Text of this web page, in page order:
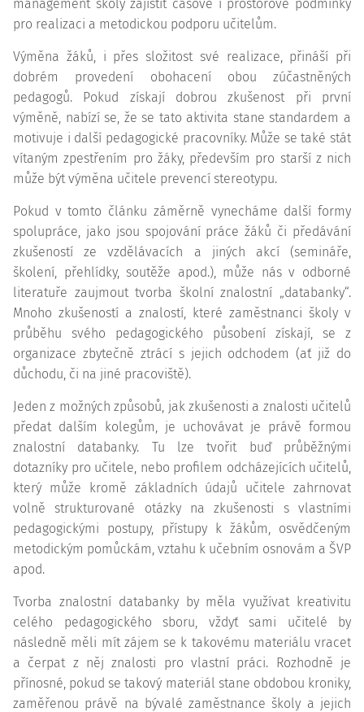
management školy zajistit časové i prostorové podmínky
pro realizaci a metodickou podporu učitelům.
Výměna žáků, i přes složitost své realizace, přináší při
dobrém provedení obohacení obou zúčastněných
pedagogů. Pokud získají dobrou zkušenost při první
výměně, nabízí se, že se tato aktivita stane standardem a
motivuje i další pedagogické pracovníky. Může se také stát
vítaným zpestřením pro žáky, především pro starší z nich
může být výměna učitele prevencí stereotypu.
Pokud v tomto článku záměrně vynecháme další formy
spolupráce, jako jsou spojování práce žáků či předávání
zkušeností ze vzdělávacích a jiných akcí (semináře,
školení, přehlídky, soutěže apod.), může nás v odborné
literatuře zaujmout tvorba školní znalostní „databanky“.
Mnoho zkušeností a znalostí, které zaměstnanci školy v
průběhu svého pedagogického působení získají, se z
organizace zbytečně ztrácí s jejich odchodem (ať již do
důchodu, či na jiné pracoviště).
Jeden z možných způsobů, jak zkušenosti a znalosti učitelů
předat dalším kolegům, je uchovávat je právě formou
znalostní databanky. Tu lze tvořit buď průběžnými
dotazníky pro učitele, nebo profilem odcházejících učitelů,
který může kromě základních údajů učitele zahrnovat
volně strukturované otázky na zkušenosti s vlastními
pedagogickými postupy, přístupy k žákům, osvědčeným
metodickým pomůckám, vztahu k učebním osnovám a ŠVP
apod.
Tvorba znalostní databanky by měla využívat kreativitu
celého pedagogického sboru, vždyť sami učitelé by
následně měli mít zájem se k takovému materiálu vracet
a čerpat z něj znalosti pro vlastní práci. Rozhodně je
přínosné, pokud se takový materiál stane obdobou kroniky,
zaměřenou právě na bývalé zaměstnance školy a jejich